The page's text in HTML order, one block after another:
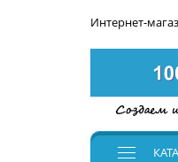
Интернет-